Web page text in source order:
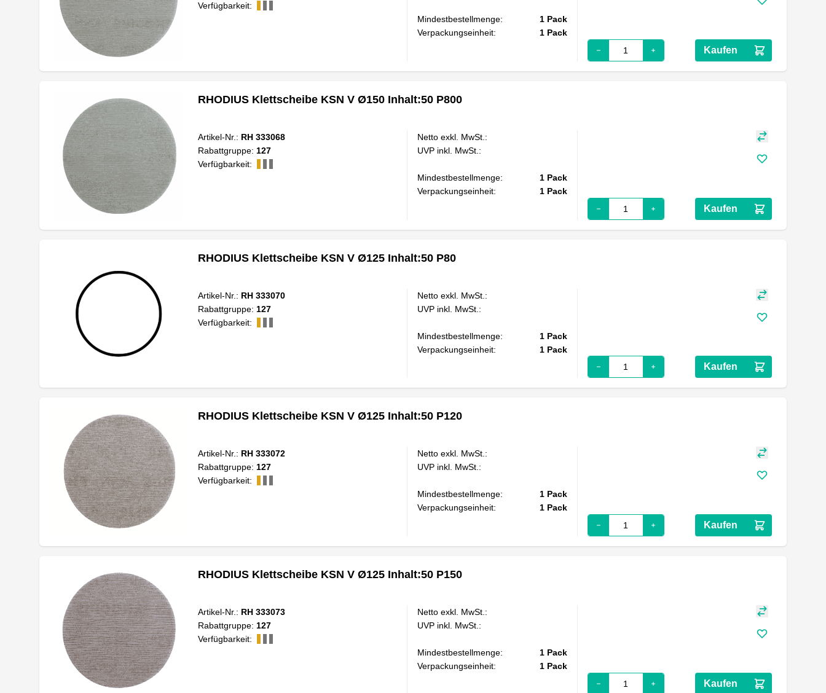
Verfügbarkeit:
Mindestbestellmenge: 1 Pack
Verpackungseinheit:
1 Pack
Kaufen
RHODIUS Klettscheibe KSN V Ø150 Inhalt:50 P800
Artikel-Nr.: RH 333068
Rabattgruppe: 127
Verfügbarkeit:
Netto exkl. MwSt.:
UVP inkl. MwSt.:
Mindestbestellmenge: 1 Pack
Verpackungseinheit:
1 Pack
Kaufen
RHODIUS Klettscheibe KSN V Ø125 Inhalt:50 P80
Artikel-Nr.: RH 333070
Rabattgruppe: 127
Verfügbarkeit:
Netto exkl. MwSt.:
UVP inkl. MwSt.:
Mindestbestellmenge: 1 Pack
Verpackungseinheit:
1 Pack
Kaufen
RHODIUS Klettscheibe KSN V Ø125 Inhalt:50 P120
Artikel-Nr.: RH 333072
Rabattgruppe: 127
Verfügbarkeit:
Netto exkl. MwSt.:
UVP inkl. MwSt.:
Mindestbestellmenge: 1 Pack
Verpackungseinheit:
1 Pack
Kaufen
RHODIUS Klettscheibe KSN V Ø125 Inhalt:50 P150
Artikel-Nr.: RH 333073
Rabattgruppe: 127
Verfügbarkeit:
Netto exkl. MwSt.:
UVP inkl. MwSt.:
Mindestbestellmenge: 1 Pack
Verpackungseinheit:
1 Pack
Kaufen